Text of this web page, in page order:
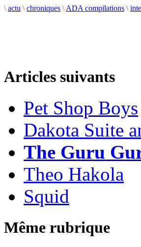
\ actu \ chroniques \ ADA compilations \
Articles suivants
Pet Shop Boys
Dakota Suite
The Guru
Theo Hakola
Squid
Même rubrique